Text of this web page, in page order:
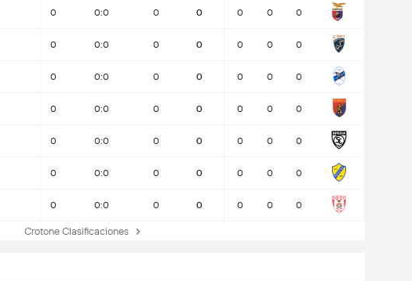
0 0:0 0 0 0 0 0
0 0:0 0 0 0 0 0
0 0:0 0 0 0 0 0
0 0:0 0 0 0 0 0
0 0:0 0 0 0 0 0
0 0:0 0 0 0 0 0
0 0:0 0 0 0 0 0
Crotone Clasificaciones